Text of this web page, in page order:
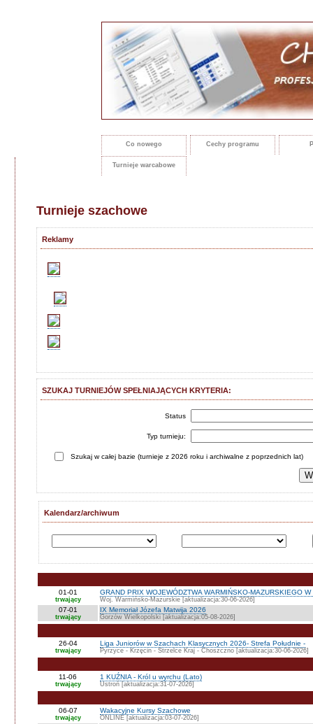
Co nowego Cechy programu
Turnieje warcabowe
Turnieje szachowe
Reklamy
SZUKAJ TURNIEJÓW SPEŁNIAJĄCYCH KRYTERIA:
Status
Typ turnieju:
Szukaj w całej bazie (turnieje z 2026 roku i archiwalne z poprzednich lat)
Kalendarz/archiwum
01-01
trwający
GRAND PRIX WOJEWÓDZTWA WARMIŃSKO-MAZURSKIEGO
Woj. Warmińsko-Mazurskie [aktualizacja:30-06-2026]
07-01
trwający
IX Memoriał Józefa Matwija 2026
Gorzów Wielkopolski [aktualizacja:05-08-2026]
26-04
trwający
Liga Juniorów w Szachach Klasycznych 2026- Strefa Południe -
Pyrzyce - Krzęcin - Strzelce Kraj - Choszczno [aktualizacja:30-06-2026]
11-06
trwający
1 KUŹNIA - Król u wyrchu (Lato)
Ustroń [aktualizacja:31-07-2026]
06-07
trwający
Wakacyjne Kursy Szachowe
ONLINE [aktualizacja:03-07-2026]